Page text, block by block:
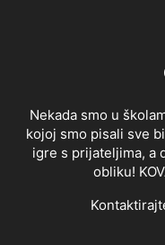
Nekada smo u
kojoj smo pisali sve
igre s prijateljima, a
obliku!